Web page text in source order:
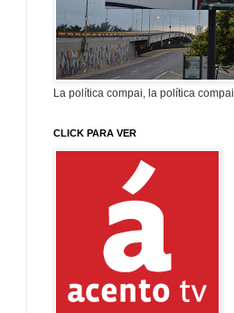
La política compai, la política compai
CLICK PARA VER